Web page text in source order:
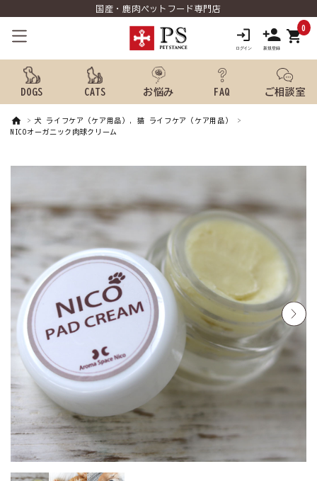
国産・鹿肉ペットフード専門店
shopping_cart0
DOGS CATS お悩み FAQ ご相談室
meeting_room ログイン person
犬用品から探す
猫用品から探す
お悩みから探す
よくあるご質問
ご利用ガイド
ご相談室
プライバシーポリシー
犬 ライフケア（ケア用品）, 猫 ライフケア（ケア用品）
NICOオーガニック肉球クリーム